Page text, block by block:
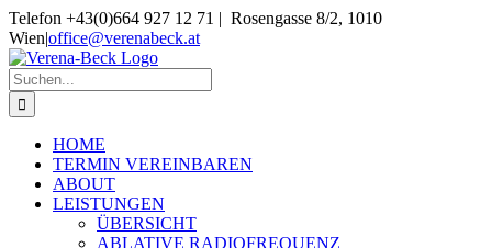
Skip
to
content
Telefon +43(0)664 927 12 71 | Rosengasse 8/2, 1010
Wien|office@verenabeck.at
Suche
nach:
HOME
TERMIN VEREINBAREN
ABOUT
LEISTUNGEN
ÜBERSICHT
ABLATIVE RADIOFREQUENZ